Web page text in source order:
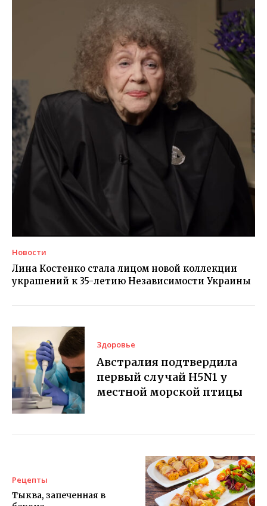
Новости
Лина Костенко стала лицом новой коллекции
украшений к 35-летию Независимости Украины
Здоровье
Австралия подтвердила
первый случай H5N1 у
местной морской птицы
Рецепты
Тыква, запеченная в